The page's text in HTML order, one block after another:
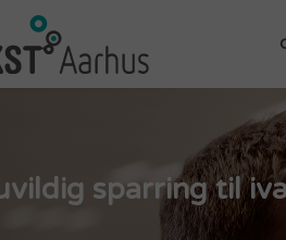
sparring til